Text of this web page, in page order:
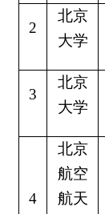
2
北京
大学
3
北京
大学
4
北京
航空
航天